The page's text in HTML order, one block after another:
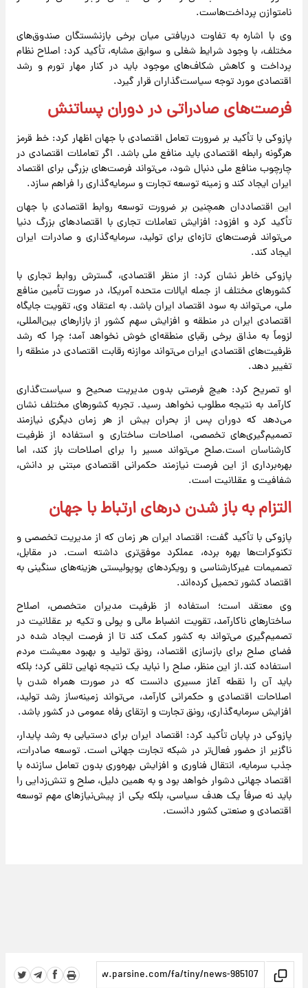
نامتوازن پرداخت‌هاست.
وی با اشاره به تفاوت دریافتی میان برخی بازنشستگان صندوق‌های
مختلف، با وجود شرایط شغلی و سوابق مشابه، تأکید کرد: اصلاح نظام
پرداخت و کاهش شکاف‌های موجود باید در کنار مهار تورم و رشد
اقتصادی مورد توجه سیاست‌گذاران قرار گیرد.
فرصت‌های صادراتی در دوران پساتنش
پازوکی با تأکید بر ضرورت تعامل اقتصادی با جهان اظهار کرد: خط قرمز
هرگونه رابطه اقتصادی باید منافع ملی باشد. اگر تعاملات اقتصادی در
چارچوب منافع ملی دنبال شود، می‌تواند فرصت‌های بزرگی برای اقتصاد
ایران ایجاد کند و زمینه توسعه تجارت و سرمایه‌گذاری را فراهم سازد.
این اقتصاددان همچنین بر ضرورت توسعه روابط اقتصادی با جهان
تأکید کرد و افزود: افزایش تعاملات تجاری با اقتصادهای بزرگ دنیا
می‌تواند فرصت‌های تازه‌ای برای تولید، سرمایه‌گذاری و صادرات ایران
ایجاد کند.
پازوکی خاطر نشان کرد: از منظر اقتصادی، گسترش روابط تجاری با
کشورهای مختلف از جمله ایالات متحده آمریکا، در صورت تأمین منافع
ملی، می‌تواند به سود اقتصاد ایران باشد. به اعتقاد وی، تقویت جایگاه
اقتصادی ایران در منطقه و افزایش سهم کشور از بازارهای بین‌المللی،
لزوماً به مذاق برخی رقبای منطقه‌ای خوش نخواهد آمد؛ چرا که رشد
ظرفیت‌های اقتصادی ایران می‌تواند موازنه رقابت اقتصادی در منطقه را
تغییر دهد.
او تصریح کرد: هیچ فرصتی بدون مدیریت صحیح و سیاست‌گذاری
کارآمد به نتیجه مطلوب نخواهد رسید. تجربه کشورهای مختلف نشان
می‌دهد که دوران پس از بحران بیش از هر زمان دیگری نیازمند
تصمیم‌گیری‌های تخصصی، اصلاحات ساختاری و استفاده از ظرفیت
کارشناسان است.صلح می‌تواند مسیر را برای اصلاحات باز کند، اما
بهره‌برداری از این فرصت نیازمند حکمرانی اقتصادی مبتنی بر دانش،
شفافیت و عقلانیت است.
التزام به باز شدن درهای ارتباط با جهان
پازوکی با تأکید گفت: اقتصاد ایران هر زمان که از مدیریت تخصصی و
تکنوکرات‌ها بهره برده، عملکرد موفق‌تری داشته است. در مقابل،
تصمیمات غیرکارشناسی و رویکردهای پوپولیستی هزینه‌های سنگینی به
اقتصاد کشور تحمیل کرده‌اند.
وی معتقد است؛ استفاده از ظرفیت مدیران متخصص، اصلاح
ساختارهای ناکارآمد، تقویت انضباط مالی و پولی و تکیه بر عقلانیت در
تصمیم‌گیری می‌تواند به کشور کمک کند تا از فرصت ایجاد شده در
فضای صلح برای بازسازی اقتصاد، رونق تولید و بهبود معیشت مردم
استفاده کند.از این منظر، صلح را نباید یک نتیجه نهایی تلقی کرد؛ بلکه
باید آن را نقطه آغاز مسیری دانست که در صورت همراه شدن با
اصلاحات اقتصادی و حکمرانی کارآمد، می‌تواند زمینه‌ساز رشد تولید،
افزایش سرمایه‌گذاری، رونق تجارت و ارتقای رفاه عمومی در کشور باشد.
پازوکی در پایان تأکید کرد: اقتصاد ایران برای دستیابی به رشد پایدار،
ناگزیر از حضور فعال‌تر در شبکه تجارت جهانی است. توسعه صادرات،
جذب سرمایه، انتقال فناوری و افزایش بهره‌وری بدون تعامل سازنده با
اقتصاد جهانی دشوار خواهد بود و به همین دلیل، صلح و تنش‌زدایی را
باید نه صرفاً یک هدف سیاسی، بلکه یکی از پیش‌نیازهای مهم توسعه
اقتصادی و صنعتی کشور دانست.